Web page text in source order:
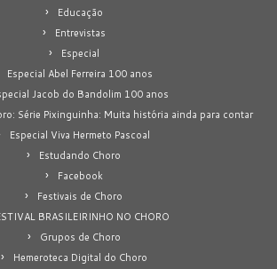
Educação
Entrevistas
Especial
Especial Abel Ferreira 100 anos
Jacob do Bandolim 100 anos
Série Pixinguinha: Muita história ainda para contar
Especial Viva Hermeto Pascoal
Estudando Choro
Facebook
Festivais de Choro
BRASILEIRINHO NO CHORO
Grupos de Choro
Hemeroteca Digital do Choro